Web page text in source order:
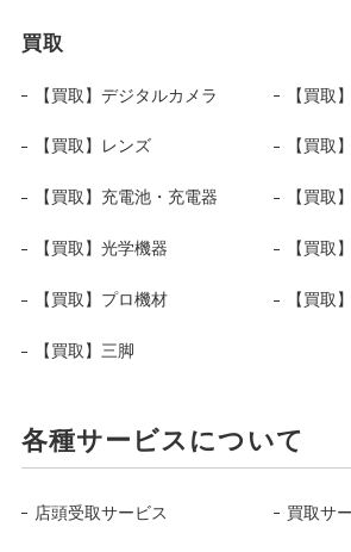
買取
【買取】デジタルカメラ 【買取
【買取】レンズ 【買取
【買取】充電池・充電器 【買取
【買取】光学機器 【買取
【買取】プロ機材 【買取
【買取】三脚
各種サービスについて
店頭受取サービス 買取サ